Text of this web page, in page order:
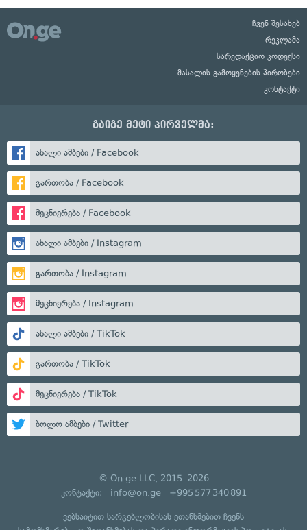
ჩვენ შესახებ
რეკლამა
სარედაქციო კოდექსი
მასალის გამოყენების პირობები
კონტაქტი
გაიგე მეტი პირველმა:
ახალი ამბები / Facebook
გართობა / Facebook
მეცნიერება / Facebook
ახალი ამბები / Instagram
გართობა / Instagram
მეცნიერება / Instagram
ახალი ამბები / TikTok
გართობა / TikTok
მეცნიერება / TikTok
ბოლო ამბები / Twitter
© On.ge LLC, 2015–2026
კონტაქტი: info@on.ge +995 577 340 891
ვებსაიტით სარგებლობისას ეთანხმებით ჩვენს